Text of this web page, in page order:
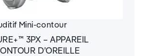
Mini-contour
3PX – APPAREIL
D’OREILLE